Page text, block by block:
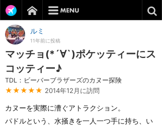
ルミ
11年前に投稿
マッチョ(*´∀`)ポケッティーにス
コッティー♪
TDL：ビーバーブラザーズのカヌー探険
★★★★★ 2014年12月に訪問
カヌーを実際に漕ぐアトラクション。
パドルという、水掻きを一人一つ手に持ち、い